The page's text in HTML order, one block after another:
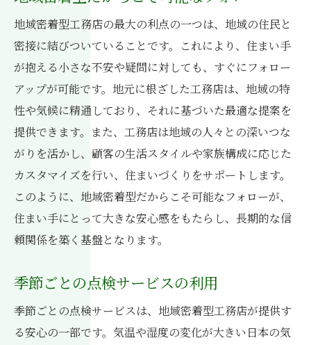
地域密着型工務店の最大の利点の一つは、地域の住民と
密接に結びついていることです。これにより、住まい手
が抱える小さな不安や疑問に対しても、すぐにフォロー
アップが可能です。地元に根ざした工務店は、地域の特
性や気候に精通しており、それに基づいた最適な提案を
提供できます。また、工務店は地域の人々との深いつな
がりを活かし、顧客の生活スタイルや家族構成に応じた
カスタマイズを行い、住まいづくりをサポートします。
このように、地域密着型だからこそ可能なフォローが、
住まい手にとって大きな安心感をもたらし、長期的な信
頼関係を築く基盤となります。
季節ごとの点検サービスの利用
季節ごとの点検サービスは、地域密着型工務店が提供す
る安心の一部です。気温や湿度の変化が大きい日本の気